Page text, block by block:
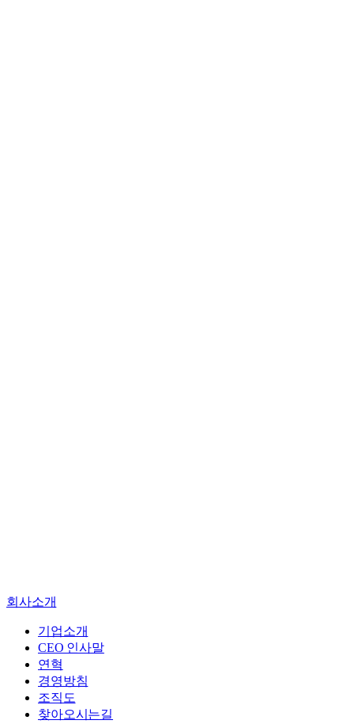
조직도
엔지니어링
진단
건설사업관리
엔지니어링
회사소개
기업소개
CEO 인사말
연혁
경영방침
조직도
찾아오시는길